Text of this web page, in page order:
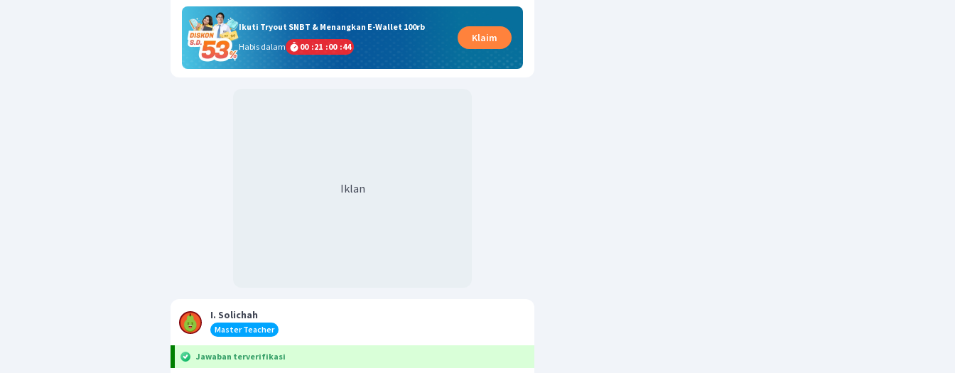
Ikuti Tryout SNBT & Menangkan E-Wallet 100rb
Habis dalam
00 :21 :00 :44
Klaim
Iklan
I. Solichah
Master Teacher
Jawaban terverifikasi